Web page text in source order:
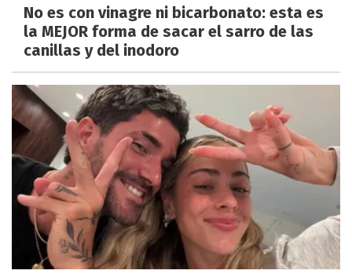
No es con vinagre ni bicarbonato: esta es
la MEJOR forma de sacar el sarro de las
canillas y del inodoro